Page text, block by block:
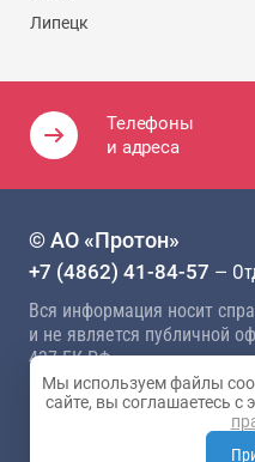
Телефоны
и адреса
Липецк
© АО «Протон»
+7 (4862) 41-84-57 —
Вся информация носит
и не является публичной
437 ГК РФ
Политика
Мы используем файлы
сайте, вы соглашаетесь с